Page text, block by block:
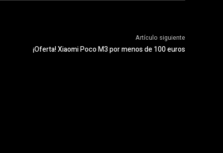
Artículo siguiente
¡Oferta! Xiaomi Poco M3 por menos de 100 euros